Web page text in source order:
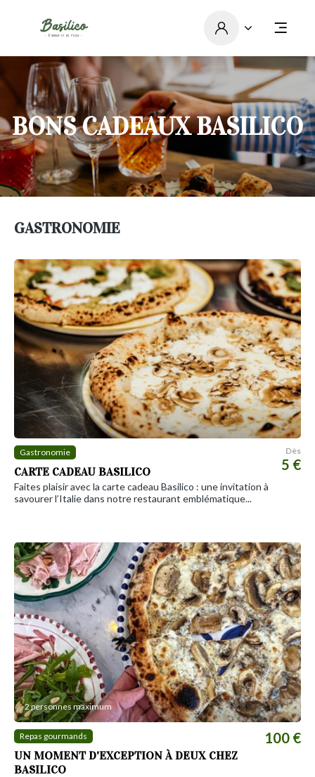
BONS CADEAUX BASILICO
GASTRONOMIE
Gastronomie
CARTE CADEAU BASILICO
Dès
5 €
Faites plaisir avec la carte cadeau Basilico : une invitation à
savourer l’Italie dans notre restaurant emblématique...
2 personnes maximum
Repas gourmands
UN MOMENT D'EXCEPTION À DEUX CHEZ
BASILICO
100 €